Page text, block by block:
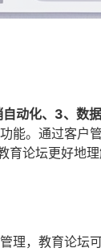
动化、3、数
能。通过客户
论坛更好地
理，教育论坛